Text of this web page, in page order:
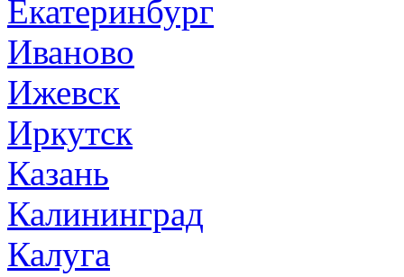
Екатеринбург
Иваново
Ижевск
Иркутск
Казань
Калининград
Калуга